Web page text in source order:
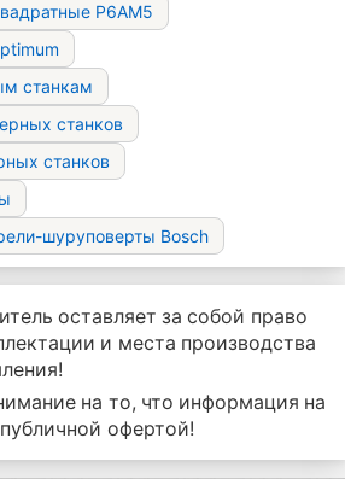
Р6АМ5
станкам
станков
станков
шуруповерты Bosch
оставляет за собой право
и места производства
на то, что информация на
офертой!